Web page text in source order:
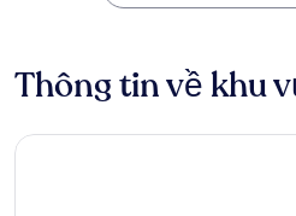
Thông tin về khu